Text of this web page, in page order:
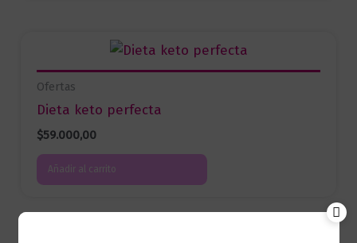
Ofertas
Dieta keto perfecta
$59.000,00
Añadir al carrito